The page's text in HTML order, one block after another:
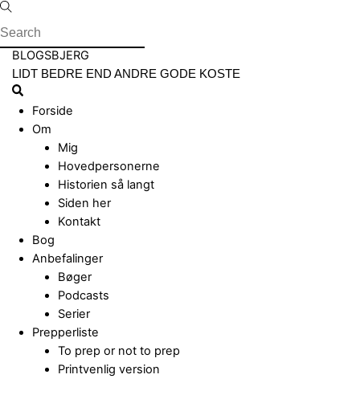
Skip
to
content
Menu
BLOGSBJERG
LIDT BEDRE END ANDRE GODE KOSTE
Search
Forside
Om
Mig
Hovedpersonerne
Historien så langt
Siden her
Kontakt
Bog
Anbefalinger
Bøger
Podcasts
Serier
Prepperliste
To prep or not to prep
Printvenlig version